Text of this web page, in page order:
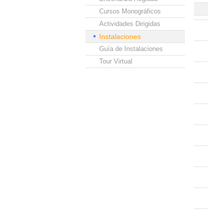
Cursos Monográficos
Actividades Dirigidas
Instalaciones
Guía de Instalaciones
Tour Virtual